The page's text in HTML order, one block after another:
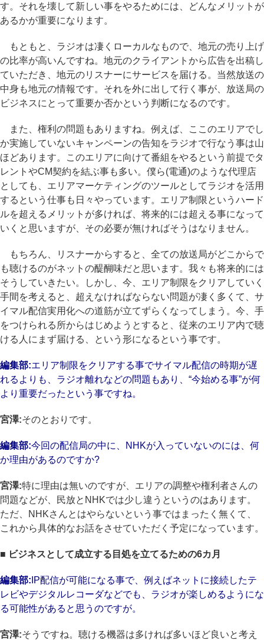
す。それを壊して新しい事をやるためには、どんなメリットが
あるかが重要になります。
もともと、ラジオは凄くローカルなもので、地元の売り上げ
の比率が高いんですね。地元のクライアントから広告を出稿し
ていただき、地元のリスナーにサービスを届ける。当然放送の
中身も地元の情報です。それを外に出して行く事が、放送局の
ビジネスにとって重要か否かという判断になるのです。
また、権利の問題もありますね。例えば、ここのエリアでし
か実施していないキャンペーンの告知をラジオで行なう事は山
ほどあります。このエリアに向けて番組をやるという前提でタ
レントやCM契約を結ぶ事も多い。僕ら(電通)のような代理店
としても、エリアマーケティングのツールとしてラジオを活用
するという仕事も日々やっています。エリア制限というハード
ルを超えるメリットが多ければ、将来的には超える事になって
いくと思いますが、その必要が無ければそうはなりません。
もちろん、リスナーからすると、全ての放送局がどこからで
も聴けるのがネットの醍醐味だと思います。我々も将来的には
そうしていきたい。しかし、今、エリア制限をクリアしていく
手間を考えると、超えなければならない問題が凄く多くて、サ
イマル配信実用化への道筋が立てずらくなってしまう。今、手
をつけられる所からはじめようとすると、従来のエリア内で聴
ける人にまず届ける、という形になるという事です。
編集部:エリア制限をクリアする事でサイマル配信の時期が遅
れるよりも、ラジオ離れなどの問題もあり、“今始める事”が何
より重要だったという事ですね。
宮澤:そのとおりです。
編集部:今回の配信局の中に、NHKが入っていないのには、何
か理由があるのですか?
宮澤:特に理由は無いのですが、エリアの調整や権利者さんの
問題などが、民放とNHKでは少し違うというのはあります。
ただ、NHKさんとはやらないという事ではまったく無くて、
これから具体的なお話をさせていただく予定になっています。
■ ビジネスとして成立する目処を立てるための6カ月
編集部: IP配信が可能になる事で、例えばネットに接続したテ
レビやデジタルレコーダなどでも、ラジオが楽しめるようにな
る可能性があると思うのですが。
宮澤:そうですね。聴ける機器は多ければ多いほど良いと考え